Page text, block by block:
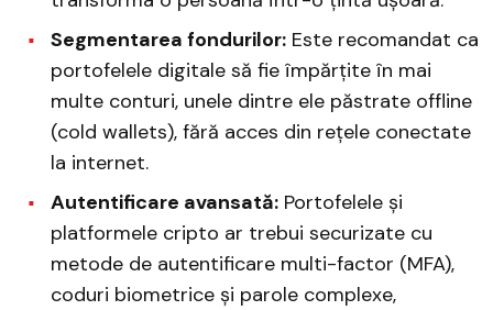
Segmentarea fondurilor: Este recomandat ca
portofelele digitale să fie împărțite în mai
multe conturi, unele dintre ele păstrate offline
(cold wallets), fără acces din rețele conectate
la internet.
Autentificare avansată: Portofelele și
platformele cripto ar trebui securizate cu
metode de autentificare multi-factor (MFA),
coduri biometrice și parole complexe,